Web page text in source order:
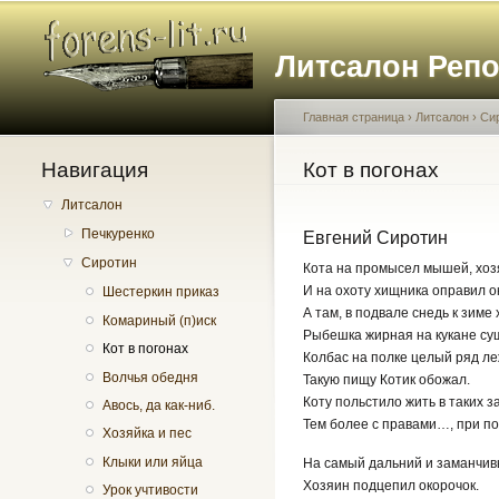
Литсалон
Навигация
Литсалон
Печкуренко
Сиротин
Шестеркин приказ
Комариный (п)иск
Кот в погонах
Волчья обедня
Авось, да как-ниб.
Хозяйка и пес
Клыки или яйца
Урок учтивости
Вы здесь
Главная страница › Литсалон ›
Кот в погонах
Евгений Сиротин
Кота на промысел мышей,
И на охоту хищника оправил
А там, в подвале снедь к зиме
Рыбешка жирная на кукане
Колбас на полке целый ряд
Такую пищу Котик обожал.
Коту польстило жить в таких
Тем более с правами…, при
На самый дальний и
Хозяин подцепил окорочок.